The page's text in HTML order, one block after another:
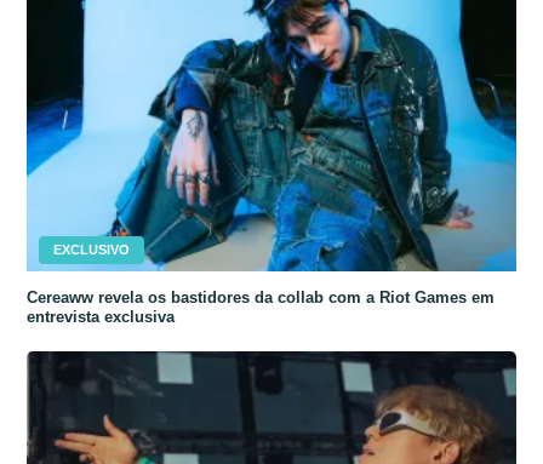
EXCLUSIVO
Cereaww revela os bastidores da collab com a Riot Games em
entrevista exclusiva